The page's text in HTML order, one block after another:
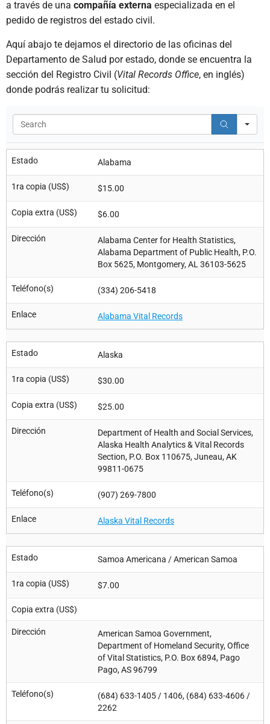
a través de una compañía externa especializada en el
pedido de registros del estado civil.
Aquí abajo te dejamos el directorio de las oficinas del
Departamento de Salud por estado, donde se encuentra la
sección del Registro Civil (Vital Records Office, en inglés)
donde podrás realizar tu solicitud:
Estado Alabama
1ra copia (US$) $15.00
Copia extra (US$) $6.00
Dirección
Alabama Center for Health Statistics,
Alabama Department of Public Health, P.O.
Box 5625, Montgomery, AL 36103-5625
Teléfono(s) (334) 206-5418
Enlace Alabama Vital Records
Estado Alaska
1ra copia (US$) $30.00
Copia extra (US$) $25.00
Dirección
Department of Health and Social Services,
Alaska Health Analytics & Vital Records
Section, P.O. Box 110675, Juneau, AK
99811-0675
Teléfono(s) (907) 269-7800
Enlace Alaska Vital Records
Estado Samoa Americana / American Samoa
1ra copia (US$) $7.00
Copia extra (US$)
Dirección
American Samoa Government,
Department of Homeland Security, Office
of Vital Statistics, P.O. Box 6894, Pago
Pago, AS 96799
Teléfono(s)
(684) 633-1405 / 1406, (684) 633-4606 /
2262